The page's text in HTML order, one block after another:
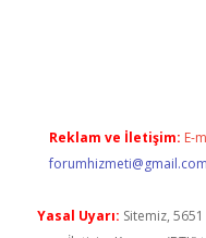
Reklam ve İletişim: E-
forumhizmeti@gmail.com
Yasal Uyarı: Sitemiz,